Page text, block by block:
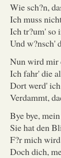
Wie sch?n,
Ich muss
Ich tr?um' so
Und w?nsch'
Nun wird mir
Ich fahr' die
Dort werd'
Verdammt,
Bye bye,
Sie hat den
F?r mich
Doch dich,